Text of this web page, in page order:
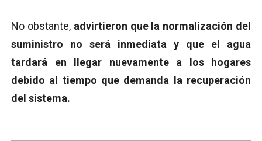
No obstante, advirtieron que la normalización del
suministro no será inmediata y que el agua
tardará en llegar nuevamente a los hogares
debido al tiempo que demanda la recuperación
del sistema.